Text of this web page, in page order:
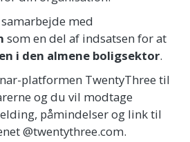
med
som en del af indsatsen for at
i den almene boligsektor.
platformen TwentyThree til
og du vil modtage
påmindelser og link til
@twentythree.com.